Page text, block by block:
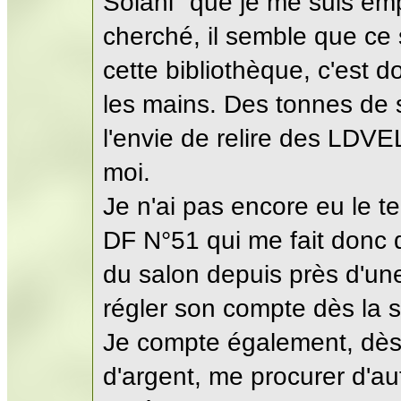
cherché, il semble que
cette bibliothèque, c'est
les mains. Des tonnes de
l'envie de relire des
moi.
Je n'ai pas encore eu le
DF N°51 qui me fait
du salon depuis près
régler son compte dès la
Je compte également,
d'argent, me procurer